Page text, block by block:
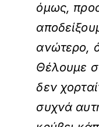
όμως,
ανώτερο,
Θέλουμε
δεν
συχνά